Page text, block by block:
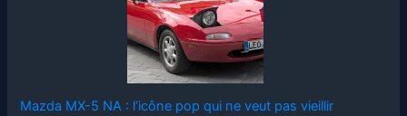
Mazda MX-5 NA : l’icône pop qui ne veut pas vieillir